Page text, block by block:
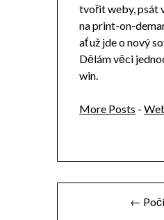
tvořit weby, psát
na print-on-
ať už jde o nový
Dělám věci
win.
More Posts -
←